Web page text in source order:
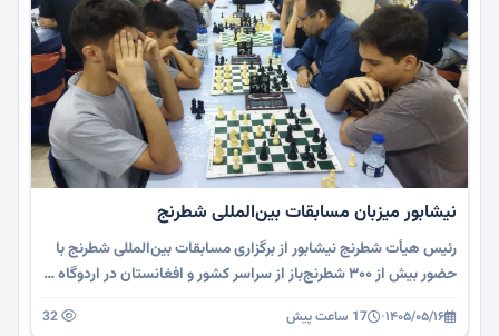
نیشابور میزبان مسابقات بین‌المللی شطرنج
رئیس هیأت شطرنج نیشابور از برگزاری مسابقات بین‌المللی شطرنج با
حضور بیش از ۳۰۰ شطرنج‌باز از سراسر کشور و افغانستان در اردوگاه …
۱۴۰۵/۰۵/۱۶· 17 ساعت پیش